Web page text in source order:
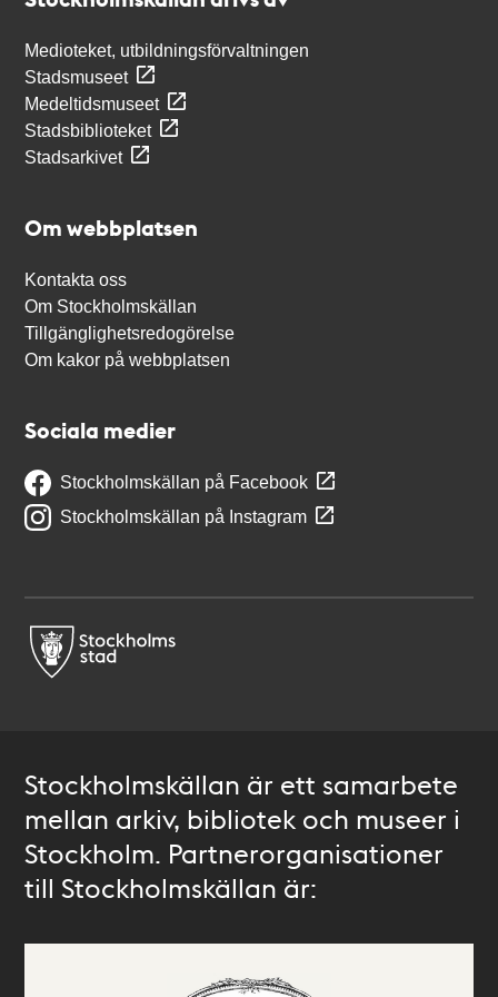
Medioteket, utbildningsförvaltningen
Stadsmuseet
Medeltidsmuseet
Stadsbiblioteket
Stadsarkivet
Om webbplatsen
Kontakta oss
Om Stockholmskällan
Tillgänglighetsredogörelse
Om kakor på webbplatsen
Sociala medier
Stockholmskällan på Facebook
Stockholmskällan på Instagram
Stockholmskällan är ett samarbete
mellan arkiv, bibliotek och museer i
Stockholm. Partnerorganisationer
till Stockholmskällan är: